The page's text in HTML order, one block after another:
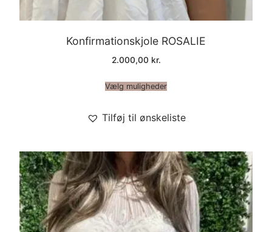
Konfirmationskjole ROSALIE
2.000,00 kr.
Vælg muligheder
Tilføj til ønskeliste